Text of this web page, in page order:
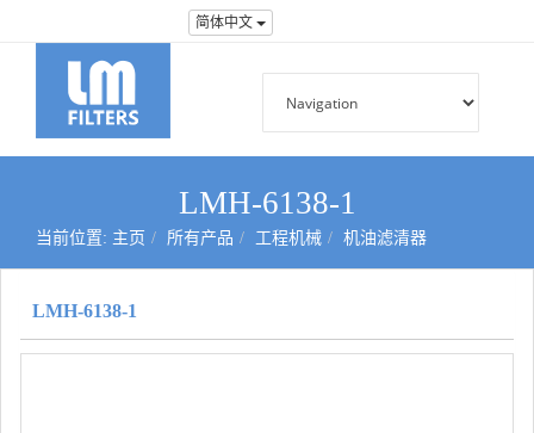
简体中文
LMH-6138-1
当前位置: 主页 所有产品 工程机械 机油滤清器
LMH-6138-1